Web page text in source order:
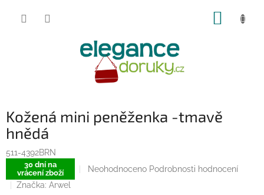
Kožená mini peněženka -tmavě
hnědá
511-4392BRN
30 dní na
vrácení zboží
Průměrné
Neohodnoceno Podrobnosti hodnocení
Značka: Arwel